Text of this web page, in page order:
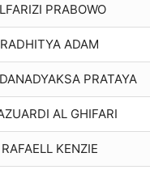
PRABOWO
ADAM
PRATAYA
AL GHIFARI
KENZIE